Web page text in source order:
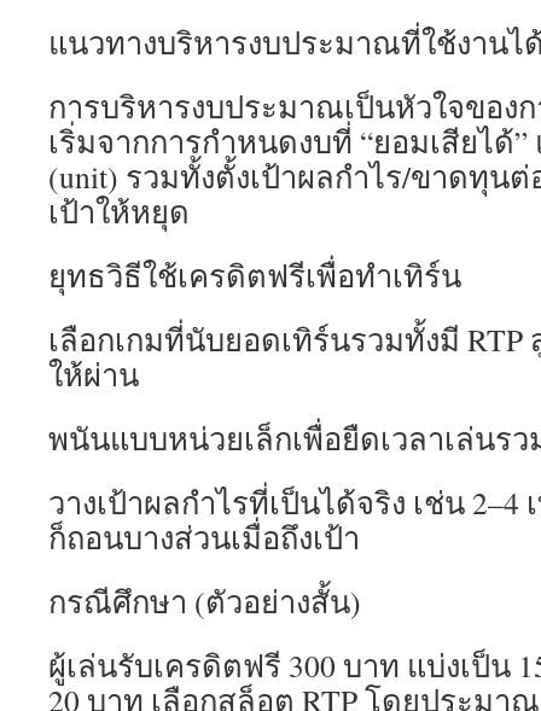
แนวทางบริหารงบประมาณที่ใช้งานไ
การบริหารงบประมาณเป็นหัวใจของ
เริ่มจากการกำหนดงบที่ “ยอมเสียได้
(unit) รวมทั้งตั้งเป้าผลกำไร/ขาดทุน
เป้าให้หยุด
ยุทธวิธีใช้เครดิตฟรีเพื่อทำเทิร์น
เลือกเกมที่นับยอดเทิร์นรวมทั้งมี RTP
ให้ผ่าน
พนันแบบหน่วยเล็กเพื่อยืดเวลาเล่นร
วางเป้าผลกำไรที่เป็นได้จริง เช่น 2–4
ก็ถอนบางส่วนเมื่อถึงเป้า
กรณีศึกษา (ตัวอย่างสั้น)
ผู้เล่นรับเครดิตฟรี 300 บาท แบ่งเป็น
20 บาท เลือกสล็อต RTP โดยประมา